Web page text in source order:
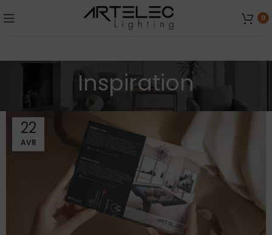
0
Inspiration
22
AVR